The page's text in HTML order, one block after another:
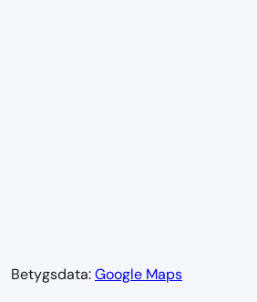
Betygsdata:Google Maps